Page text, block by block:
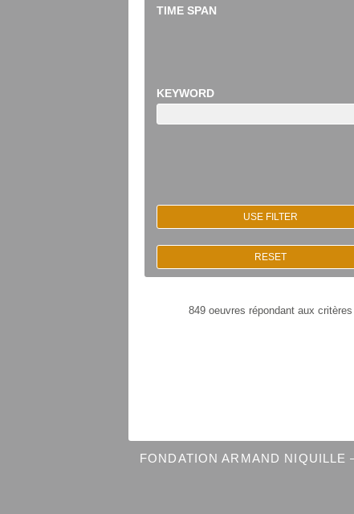
TIME SPAN
KEYWORD
USE FILTER
RESET
849 oeuvres répondant aux critères
FONDATION ARMAND